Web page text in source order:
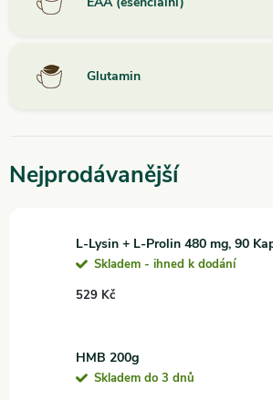
Glutamin
Nejprodávanější
L-Lysin + L-Prolin 480 mg, 90
Skladem - ihned k dodání
529 Kč
HMB 200g
Skladem do 3 dnů